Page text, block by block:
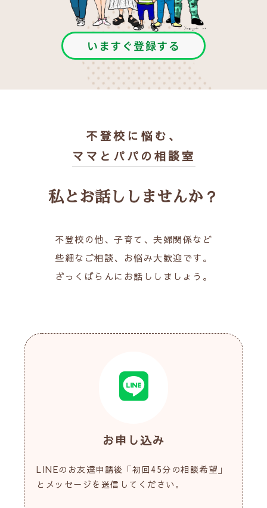
いますぐ登録する
不登校に悩む、
ママとパパの相談室
私とお話ししませんか？
不登校の他、子育て、夫婦関係など
些細なご相談、お悩み大歓迎です。
ざっくばらんにお話ししましょう。
お申し込み
LINEのお友達申請後「初回45分の相談希望」
とメッセージを送信してください。